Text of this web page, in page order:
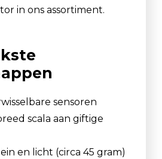
in ons assortiment.
sensoren
scala aan giftige
en licht (circa 45 gram)